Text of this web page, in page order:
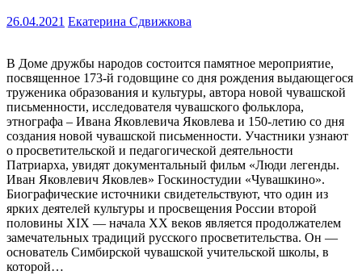
26.04.2021 Екатерина Сдвижкова
В Доме дружбы народов состоится памятное мероприятие,
посвященное 173-й годовщине со дня рождения выдающегося
труженика образования и культуры, автора новой чувашской
письменности, исследователя чувашского фольклора,
этнографа – Ивана Яковлевича Яковлева и 150-летию со дня
создания новой чувашской письменности. Участники узнают
о просветительской и педагогической деятельности
Патриарха, увидят документальный фильм «Люди легенды.
Иван Яковлевич Яковлев» Госкиностудии «Чувашкино».
Биографические источники свидетельствуют, что один из
ярких деятелей культуры и просвещения России второй
половины XIX — начала XX веков является продолжателем
замечательных традиций русского просветительства. Он —
основатель Симбирской чувашской учительской школы, в
которой…